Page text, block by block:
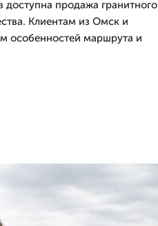
доступна продажа гранитного
Клиентам из Омск и
особенностей маршрута и